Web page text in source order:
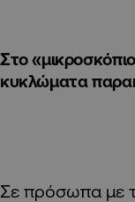
Στο
κυκλώματα
Σε πρόσωπα με